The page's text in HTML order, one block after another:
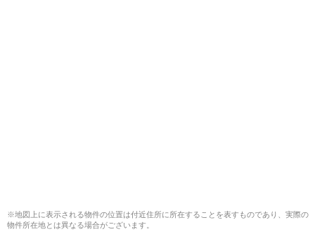
※地図上に表示される物件の位置は付近住所に所在することを表すものであり、実際の
物件所在地とは異なる場合がございます。